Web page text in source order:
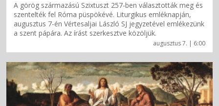
augusztus 7. | 6:00
A görög származású Szixtuszt 257-ben választották meg és
szentelték fel Róma püspökévé. Liturgikus emléknapján,
augusztus 7-én Vértesaljai László SJ jegyzetével emlékezünk
a szent pápára. Az írást szerkesztve közöljük.